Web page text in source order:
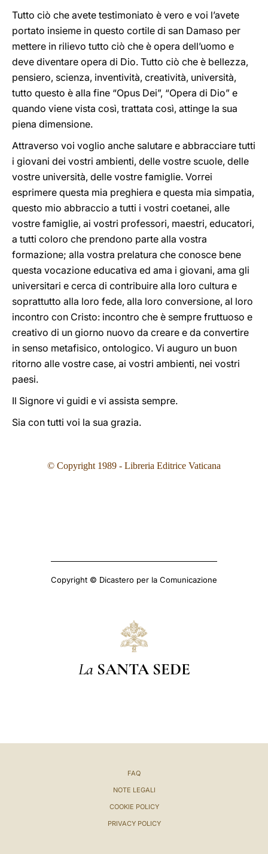
Tutto ciò che avete testimoniato è vero e voi l’avete
portato insieme in questo cortile di san Damaso per
mettere in rilievo tutto ciò che è opera dell’uomo e
deve diventare opera di Dio. Tutto ciò che è bellezza,
pensiero, scienza, inventività, creatività, università,
tutto questo è alla fine “Opus Dei”, “Opera di Dio” e
quando viene vista così, trattata così, attinge la sua
piena dimensione.
Attraverso voi voglio anche salutare e abbracciare tutti
i giovani dei vostri ambienti, delle vostre scuole, delle
vostre università, delle vostre famiglie. Vorrei
esprimere questa mia preghiera e questa mia simpatia,
questo mio abbraccio a tutti i vostri coetanei, alle
vostre famiglie, ai vostri professori, maestri, educatori,
a tutti coloro che prendono parte alla vostra
formazione; alla vostra prelatura che conosce bene
questa vocazione educativa ed ama i giovani, ama gli
universitari e cerca di contribuire alla loro cultura e
soprattutto alla loro fede, alla loro conversione, al loro
incontro con Cristo: incontro che è sempre fruttuoso e
creativo di un giorno nuovo da creare e da convertire
in senso metafisico, ontologico. Vi auguro un buon
ritorno alle vostre case, ai vostri ambienti, nei vostri
paesi.
Il Signore vi guidi e vi assista sempre.
Sia con tutti voi la sua grazia.
© Copyright 1989 - Libreria Editrice Vaticana
Copyright © Dicastero per la Comunicazione
La SANTA SEDE
FAQ
NOTE LEGALI
COOKIE POLICY
PRIVACY POLICY